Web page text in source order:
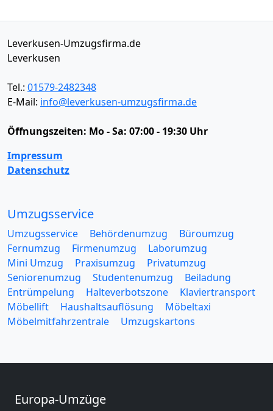
Leverkusen-Umzugsfirma.de
Leverkusen
Tel.: 01579-2482348
E-Mail: info@leverkusen-umzugsfirma.de
Öffnungszeiten: Mo - Sa: 07:00 - 19:30 Uhr
Impressum
Datenschutz
Umzugsservice
Umzugsservice Behördenumzug
Büroumzug
Fernumzug
Firmenumzug
Laborumzug
Mini Umzug
Praxisumzug
Privatumzug
Seniorenumzug
Studentenumzug
Beiladung
Entrümpelung
Halteverbotszone
Klaviertransport
Möbellift
Haushaltsauflösung
Möbeltaxi
Möbelmitfahrzentrale
Umzugskartons
Europa-Umzüge